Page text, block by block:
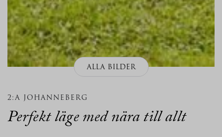
ALLA BILDER
2:A JOHANNEBERG
Perfekt läge med nära till allt